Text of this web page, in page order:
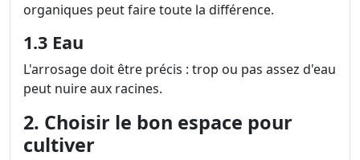
organiques peut faire toute la différence.
1.3 Eau
L'arrosage doit être précis : trop ou pas assez d'eau
peut nuire aux racines.
2. Choisir le bon espace pour
cultiver